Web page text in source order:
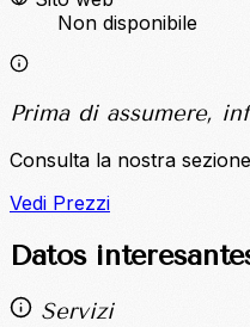
Non disponibile
Prima di assumere,
Consulta la nostra
Vedi Prezzi
Datos
Servizi